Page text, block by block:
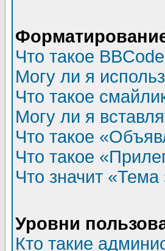
Что такое
Могу ли я
Что такое
Могу ли я
Что такое
Что такое
Что значит «Тема
Уровни
Кто такие